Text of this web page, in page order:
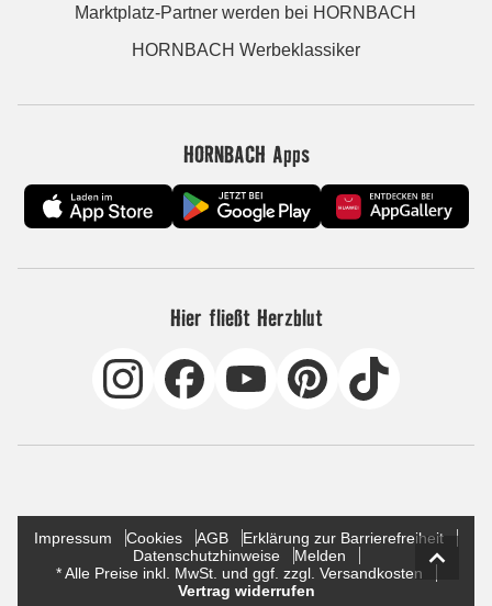
Marktplatz-Partner werden bei HORNBACH
HORNBACH Werbeklassiker
HORNBACH Apps
Hier fließt Herzblut
Impressum Cookies AGB
Erklärung zur Barrierefreiheit
Datenschutzhinweise
Melden
* Alle Preise inkl. MwSt. und ggf. zzgl. Versandkosten
Vertrag widerrufen